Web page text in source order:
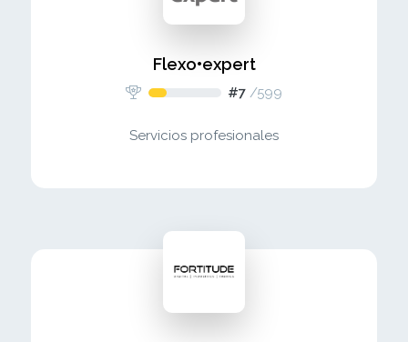
Flexo•expert
#7 /599
Servicios profesionales